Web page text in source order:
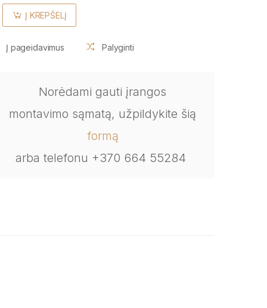
Į KREPŠELĮ
Į pageidavimus Palyginti
Norėdami gauti įrangos
montavimo sąmatą, užpildykite šią
formą
arba telefonu +370 664 55284